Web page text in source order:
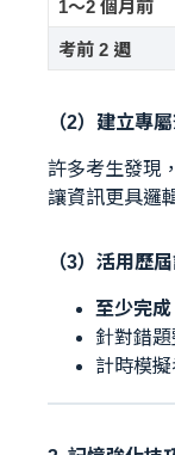
1～2 個月前
考前 2 週
（2）建立專
許多考生發現，
讓資訊更具邏
（3）活用歷
至少完
針對錯
計時模